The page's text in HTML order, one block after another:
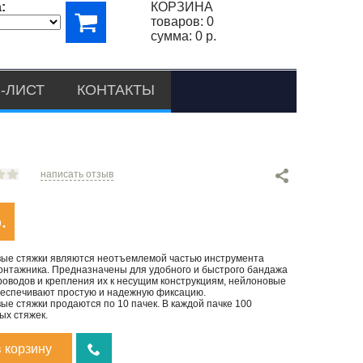
КОРЗИНА
товаров: 0
сумма: 0 р.
ЛИСТ КОНТАКТЫ
написать отзыв
стяжки являются неотъемлемой частью инструмента
Предназначены для удобного и быстрого бандажа
и крепления их к несущим конструкциям, нейлоновые
простую и надежную фиксацию.
стяжки продаются по 10 пачек. В каждой пачке 100
стяжек.
корзину